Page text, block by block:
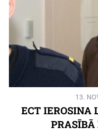
13.
ECT IEROSINA